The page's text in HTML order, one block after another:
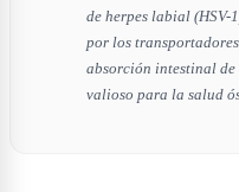
de herpes labial
por los
absorción intestinal de
valioso para la salud